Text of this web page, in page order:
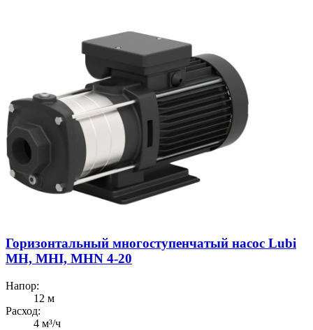
Горизонтальный многоступенчатый насос Lubi
MH, MHI, MHN 4-20
Напор:
12 м
Расход:
4 м³/ч